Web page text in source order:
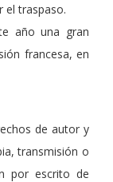
el traspaso.
año una gran
francesa, en
de autor y
transmisión o
por escrito de